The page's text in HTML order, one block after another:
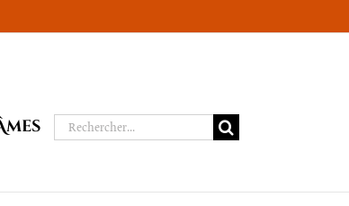
Rechercher: